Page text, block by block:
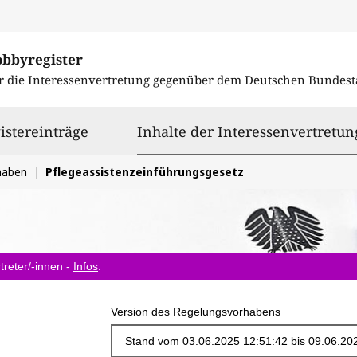
die Interessenvertretung gegenüber dem Deutschen
Inhalte der
Pflegeassistenzeinführungsgesetz
innen - Infos
Version des Regelungsvorhabens